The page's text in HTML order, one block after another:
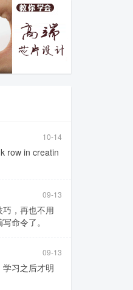
10-14
row in creatin
09-13
，再也不用
命令了。
09-13
习之后才明